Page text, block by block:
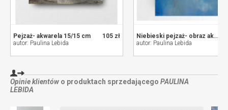
105 zł
Pejzaż- akwarela 15/15 cm
autor: Paulina Lebida
Niebieski pejzaż- obraz akrylowy 40/30 cm
autor: Paulina Lebida
Opinie klientów o produktach sprzedającego PAULINA
LEBIDA